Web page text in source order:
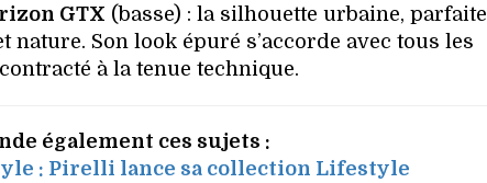
GTX (basse) : la silhouette urbaine, parfaite
Son look épuré s’accorde avec tous les
à la tenue technique.
également ces sujets :
: Pirelli lance sa collection Lifestyle